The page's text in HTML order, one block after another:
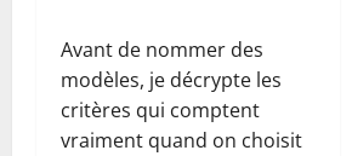
Avant de nommer des
modèles, je décrypte les
critères qui comptent
vraiment quand on choisit